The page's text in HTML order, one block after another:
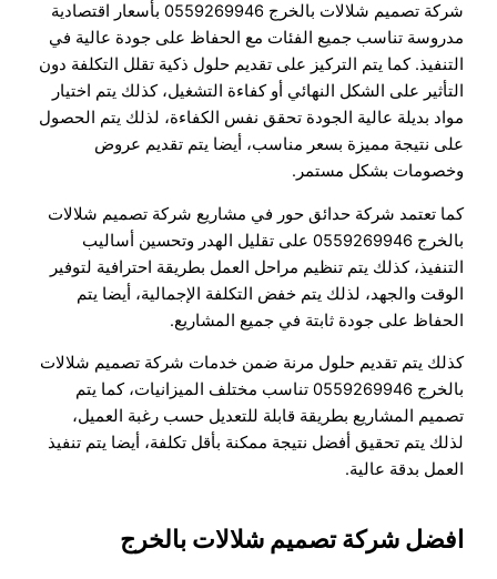
شركة تصميم شلالات بالخرج 0559269946 بأسعار اقتصادية
مدروسة تناسب جميع الفئات مع الحفاظ على جودة عالية في
التنفيذ. كما يتم التركيز على تقديم حلول ذكية تقلل التكلفة دون
التأثير على الشكل النهائي أو كفاءة التشغيل، كذلك يتم اختيار
مواد بديلة عالية الجودة تحقق نفس الكفاءة، لذلك يتم الحصول
على نتيجة مميزة بسعر مناسب، أيضا يتم تقديم عروض
وخصومات بشكل مستمر.
كما تعتمد شركة حدائق حور في مشاريع شركة تصميم شلالات
بالخرج 0559269946 على تقليل الهدر وتحسين أساليب
التنفيذ، كذلك يتم تنظيم مراحل العمل بطريقة احترافية لتوفير
الوقت والجهد، لذلك يتم خفض التكلفة الإجمالية، أيضا يتم
الحفاظ على جودة ثابتة في جميع المشاريع.
كذلك يتم تقديم حلول مرنة ضمن خدمات شركة تصميم شلالات
بالخرج 0559269946 تناسب مختلف الميزانيات، كما يتم
تصميم المشاريع بطريقة قابلة للتعديل حسب رغبة العميل،
لذلك يتم تحقيق أفضل نتيجة ممكنة بأقل تكلفة، أيضا يتم تنفيذ
العمل بدقة عالية.
افضل شركة تصميم شلالات بالخرج